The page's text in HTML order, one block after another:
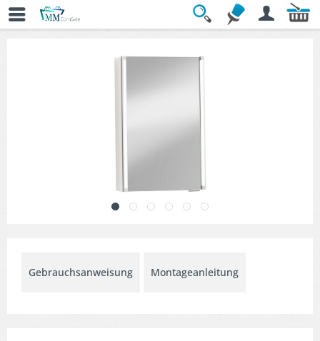
Übersicht
Gebrauchsanweisung Montageanleitung